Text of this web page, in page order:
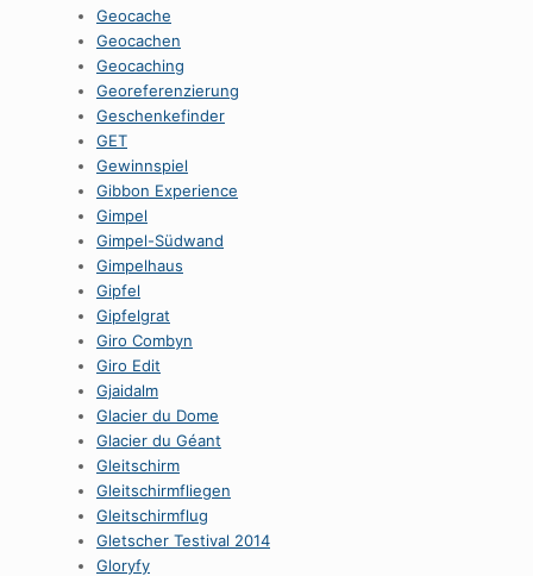
Geocache
Geocachen
Geocaching
Georeferenzierung
Geschenkefinder
GET
Gewinnspiel
Gibbon Experience
Gimpel
Gimpel-Südwand
Gimpelhaus
Gipfel
Gipfelgrat
Giro Combyn
Giro Edit
Gjaidalm
Glacier du Dome
Glacier du Géant
Gleitschirm
Gleitschirmfliegen
Gleitschirmflug
Gletscher Testival 2014
Gloryfy